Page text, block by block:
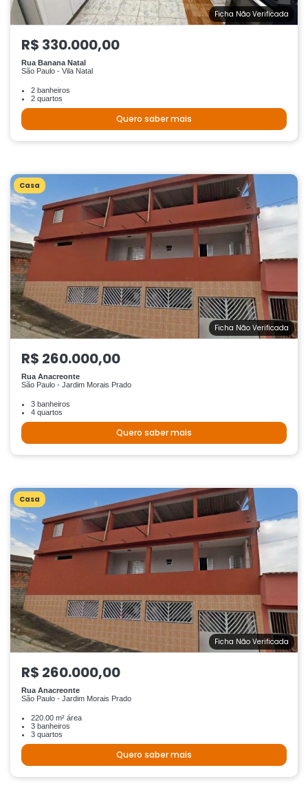
Ficha Não Verificada
R$ 330.000,00
Rua Banana Natal
São Paulo - Vila Natal
2 banheiros
2 quartos
Quero saber mais
Casa
Ficha Não Verificada
R$ 260.000,00
Rua Anacreonte
São Paulo - Jardim Morais Prado
3 banheiros
4 quartos
Quero saber mais
Casa
Ficha Não Verificada
R$ 260.000,00
Rua Anacreonte
São Paulo - Jardim Morais Prado
220.00 m² área
3 banheiros
3 quartos
Quero saber mais